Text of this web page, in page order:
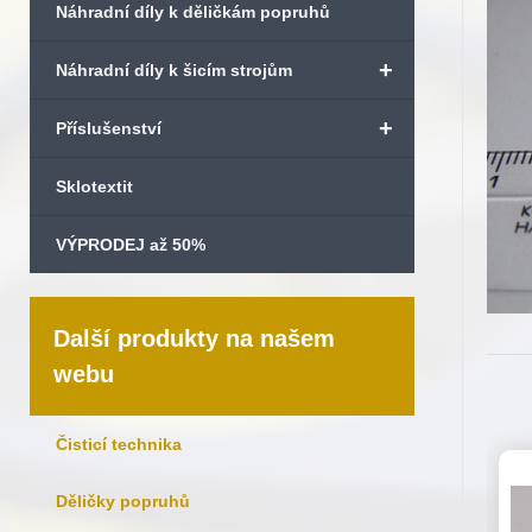
Náhradní díly k děličkám popruhů
+
Náhradní díly k šicím strojům
+
Příslušenství
Sklotextit
VÝPRODEJ až 50%
Další produkty na našem
webu
Čisticí technika
Děličky popruhů